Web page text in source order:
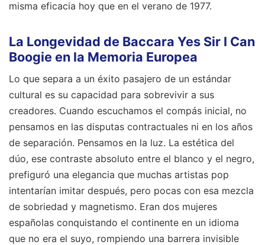
misma eficacia hoy que en el verano de 1977.
La Longevidad de Baccara Yes Sir I Can
Boogie en la Memoria Europea
Lo que separa a un éxito pasajero de un estándar
cultural es su capacidad para sobrevivir a sus
creadores. Cuando escuchamos el compás inicial, no
pensamos en las disputas contractuales ni en los años
de separación. Pensamos en la luz. La estética del
dúo, ese contraste absoluto entre el blanco y el negro,
prefiguró una elegancia que muchas artistas pop
intentarían imitar después, pero pocas con esa mezcla
de sobriedad y magnetismo. Eran dos mujeres
españolas conquistando el continente en un idioma
que no era el suyo, rompiendo una barrera invisible